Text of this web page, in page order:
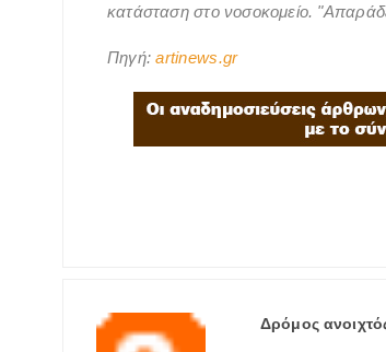
κατάσταση στο νοσοκομείο.
Πηγή:artinews.gr
Δρόμος